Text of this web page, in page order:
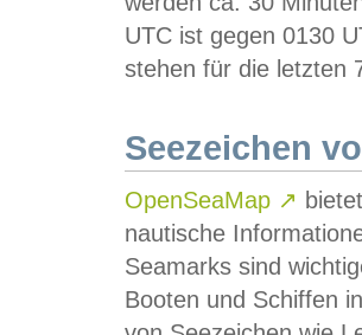
UTC ist gegen 0130
stehen für die letzten
Seezeichen
OpenSeaMap ↗
nautische
Seamarks sind
Booten und Schiffen